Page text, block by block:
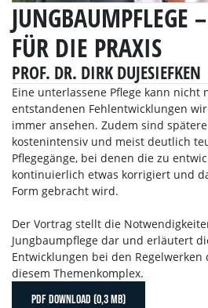
JUNGBAUMPFLEGE
FÜR DIE PRAXIS
PROF. DR. DIRK DUJESIEFKEN
Eine unterlassene Pflege kann nicht
entstandenen Fehlentwicklungen
immer ansehen. Zudem sind
kostenintensiv und meist deutlich
Pflegegänge, bei denen die zu
kontinuierlich etwas korrigiert und
Form gebracht wird.
Der Vortrag stellt die
Jungbaumpflege dar und erläutert
Entwicklungen bei den Regelwerken
diesem Themenkomplex.
PDF DOWNLOAD (0,3 MB)